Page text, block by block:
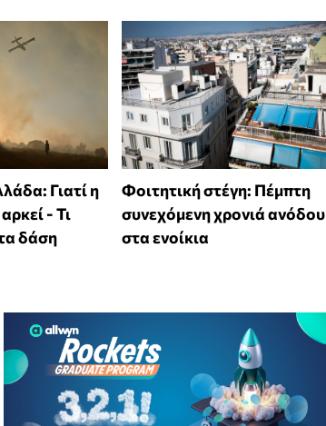
Γιατί η
- Τι
δάση
Φοιτητική στέγη: Πέμπτη
συνεχόμενη χρονιά ανόδου
στα ενοίκια